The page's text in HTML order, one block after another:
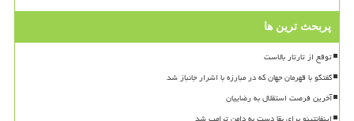
پربحث ترین ها
توقع از تارتار بالاست
گفتگو با قهرمان جهان که در مبارزه با اشرار جانباز شد
آخرین فرصت استقلال به رضاییان